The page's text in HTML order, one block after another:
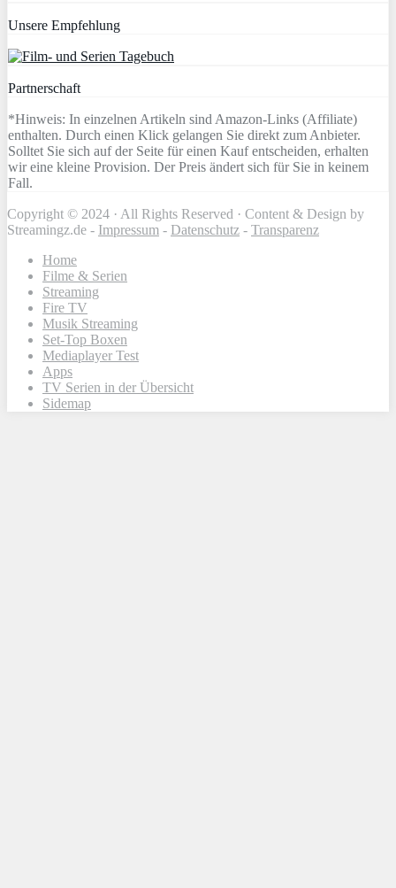
Unsere Empfehlung
Partnerschaft
*Hinweis: In einzelnen Artikeln sind Amazon-Links (Affiliate)
enthalten. Durch einen Klick gelangen Sie direkt zum Anbieter.
Solltet Sie sich auf der Seite für einen Kauf entscheiden, erhalten
wir eine kleine Provision. Der Preis ändert sich für Sie in keinem
Fall.
Copyright © 2024 · All Rights Reserved · Content & Design by
Streamingz.de - Impressum - Datenschutz - Transparenz
Home
Filme & Serien
Streaming
Fire TV
Musik Streaming
Set-Top Boxen
Mediaplayer Test
Apps
TV Serien in der Übersicht
Sidemap